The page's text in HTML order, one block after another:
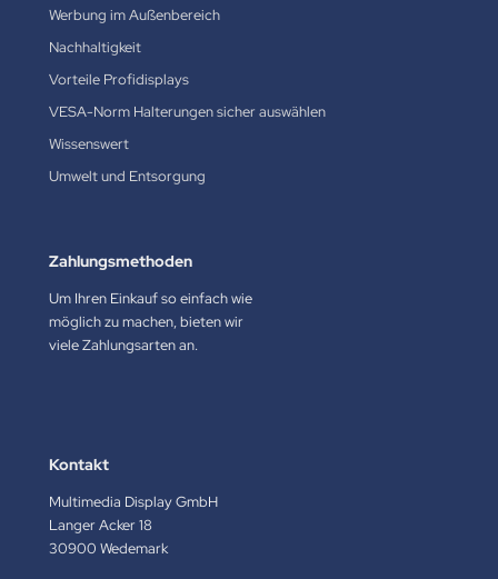
Werbung im Außenbereich
Nachhaltigkeit
Vorteile Profidisplays
VESA-Norm Halterungen sicher auswählen
Wissenswert
Umwelt und Entsorgung
Zahlungsmethoden
Um Ihren Einkauf so einfach wie
möglich zu machen, bieten wir
viele Zahlungsarten an.
Kontakt
Multimedia Display GmbH
Langer Acker 18
30900 Wedemark